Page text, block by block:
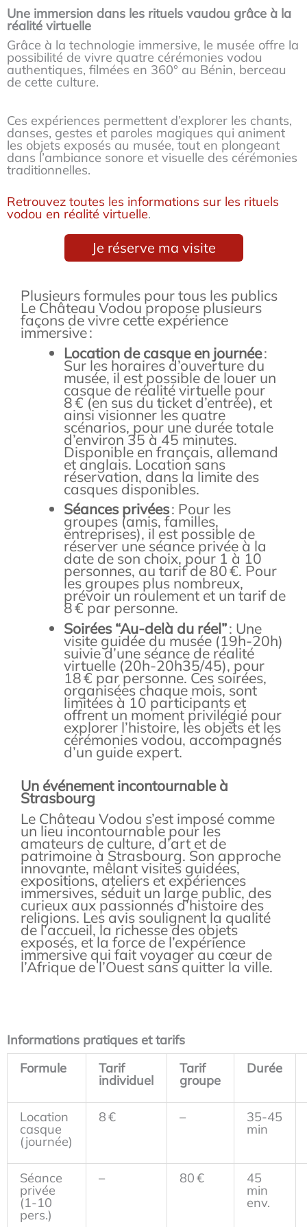
Une immersion dans les rituels vaudou grâce à la
réalité virtuelle
Grâce à la technologie immersive, le musée offre la
possibilité de vivre quatre cérémonies vodou
authentiques, filmées en 360° au Bénin, berceau
de cette culture.
Ces expériences permettent d’explorer les chants,
danses, gestes et paroles magiques qui animent
les objets exposés au musée, tout en plongeant
dans l’ambiance sonore et visuelle des cérémonies
traditionnelles.
Retrouvez toutes les informations sur les rituels
vodou en réalité virtuelle.
Je réserve ma visite
Plusieurs formules pour tous les publics
Le Château Vodou propose plusieurs
façons de vivre cette expérience
immersive :
Location de casque en journée:
Sur les horaires d’ouverture du
musée, il est possible de louer un
casque de réalité virtuelle pour
8 € (en sus du ticket d’entrée), et
ainsi visionner les quatre
scénarios, pour une durée totale
d’environ 35 à 45 minutes.
Disponible en français, allemand
et anglais. Location sans
réservation, dans la limite des
casques disponibles.
Séances privées: Pour les
groupes (amis, familles,
entreprises), il est possible de
réserver une séance privée à la
date de son choix, pour 1 à 10
personnes, au tarif de 80 €. Pour
les groupes plus nombreux,
prévoir un roulement et un tarif de
8 € par personne.
Soirées “Au-delà du réel”: Une
visite guidée du musée (19h-20h)
suivie d’une séance de réalité
virtuelle (20h-20h35/45), pour
18 € par personne. Ces soirées,
organisées chaque mois, sont
limitées à 10 participants et
offrent un moment privilégié pour
explorer l’histoire, les objets et les
cérémonies vodou, accompagnés
d’un guide expert.
Un événement incontournable à
Strasbourg
Le Château Vodou s’est imposé comme
un lieu incontournable pour les
amateurs de culture, d’art et de
patrimoine à Strasbourg. Son approche
innovante, mêlant visites guidées,
expositions, ateliers et expériences
immersives, séduit un large public, des
curieux aux passionnés d’histoire des
religions. Les avis soulignent la qualité
de l’accueil, la richesse des objets
exposés, et la force de l’expérience
immersive qui fait voyager au cœur de
l’Afrique de l’Ouest sans quitter la ville.
Informations pratiques et tarifs
Formule
Tarif
individuel
Tarif
groupe
Durée
Location
casque
(journée)
8 € – 35-45
min
Séance
privée
(1-10
pers.)
– 80 € 45
min
env.